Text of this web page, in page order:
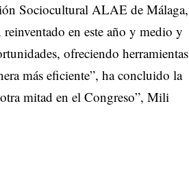
Sociocultural ALAE de Málaga,
en este año y medio y
ofreciendo herramientas
más eficiente”, ha concluido la
mitad en el Congreso”, Mili